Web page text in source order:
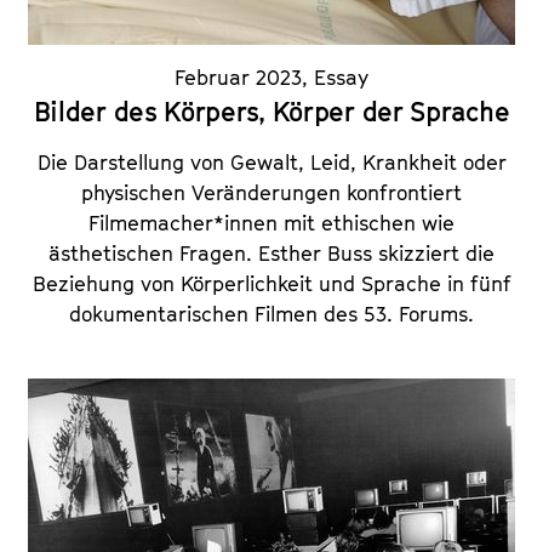
Februar 2023, Essay
Bilder des Körpers, Körper der Sprache
Die Darstellung von Gewalt, Leid, Krankheit oder
physischen Veränderungen konfrontiert
Filmemacher*innen mit ethischen wie
ästhetischen Fragen. Esther Buss skizziert die
Beziehung von Körperlichkeit und Sprache in fünf
dokumentarischen Filmen des 53. Forums.